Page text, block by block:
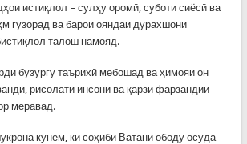
истиқлол – сулҳу оромӣ, суботи сиёсӣ ва
гузорад ва барои ояндаи дурахшони
талош намояд.
бузургу таърихӣ мебошад ва ҳимояи он
рисолати инсонӣ ва қарзи фарзандии
меравад.
кунем, ки соҳиби Ватани ободу осуда